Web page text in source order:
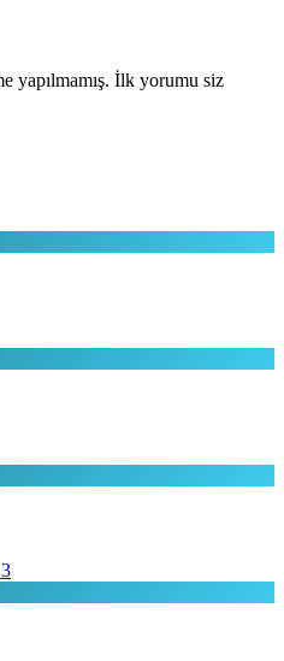
yapılmamış. İlk yorumu siz
3